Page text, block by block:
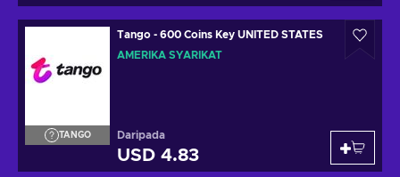
TANGO
Tango - 600 Coins Key UNITED STATES
AMERIKA SYARIKAT
Daripada
USD 4.83